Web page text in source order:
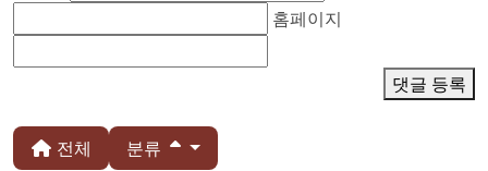
홈페이지
댓글 등록
전체 분류